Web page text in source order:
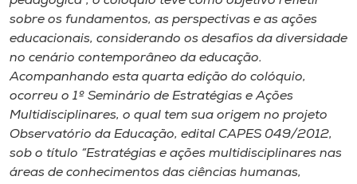
sobre os fundamentos, as perspectivas e as ações
educacionais, considerando os desafios da diversidade
no cenário contemporâneo da educação.
Acompanhando esta quarta edição do colóquio,
ocorreu o 1º Seminário de Estratégias e Ações
Multidisciplinares, o qual tem sua origem no projeto
Observatório da Educação, edital CAPES 049/2012,
sob o título “Estratégias e ações multidisciplinares nas
áreas de conhecimentos das ciências humanas,